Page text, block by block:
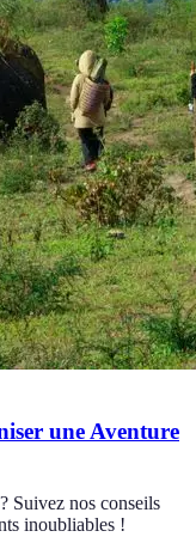
une Aventure
Suivez nos conseils
inoubliables !